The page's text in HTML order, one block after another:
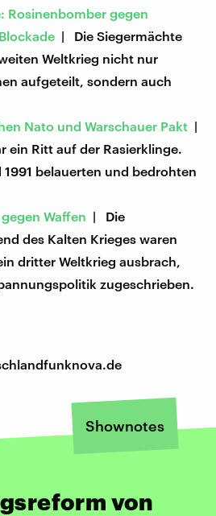
Rosinenbomber gegen
| Die Siegermächte
Weltkrieg nicht nur
aufgeteilt, sondern auch
Nato und Warschauer Pakt |
ein Ritt auf der Rasierklinge.
1991 belauerten und bedrohten
Waffen | Die
des Kalten Krieges waren
dritter Weltkrieg ausbrach,
zugeschrieben.
Shownotes
von